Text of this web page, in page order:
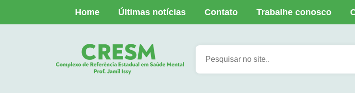
Home Últimas notícias Contato Trabalhe conosco